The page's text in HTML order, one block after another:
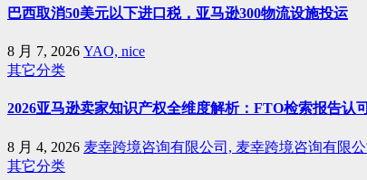
巴西取消50美元以下进口税，亚马逊300物流设施投运
8 月 7, 2026 YAO, nice
其它分类
2026亚马逊卖家知识产权全维度解析：FTO检索报告
8 月 4, 2026 麦幸跨境咨询有限公司, 麦幸跨境咨询有限公
其它分类